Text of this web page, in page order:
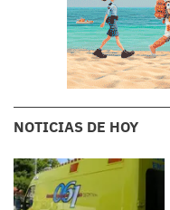
NOTICIAS DE HOY